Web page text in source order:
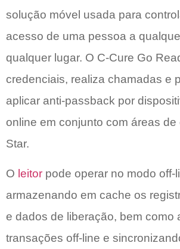
solução móvel usada para
acesso de uma pessoa a
qualquer lugar. O C-Cure Go
credenciais, realiza chamadas e
aplicar anti-passback por
online em conjunto com áreas de
Star.
O leitor pode operar no modo off-
armazenando em cache os
e dados de liberação, bem como
transações off-line e